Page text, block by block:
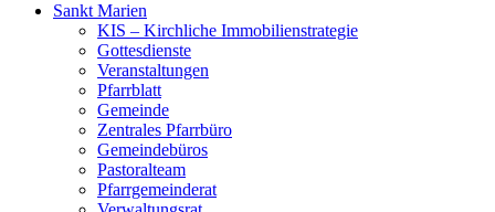
Sankt Marien
KIS – Kirchliche Immobilienstrategie
Gottesdienste
Veranstaltungen
Pfarrblatt
Gemeinde
Zentrales Pfarrbüro
Gemeindebüros
Pastoralteam
Pfarrgemeinderat